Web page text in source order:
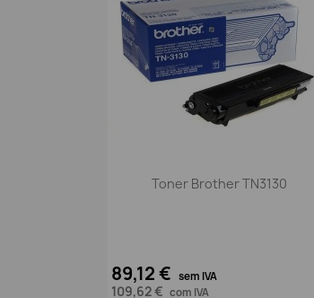
Vista rápida
Toner Brother TN3130
89,12 € sem IVA
109,62 € com IVA